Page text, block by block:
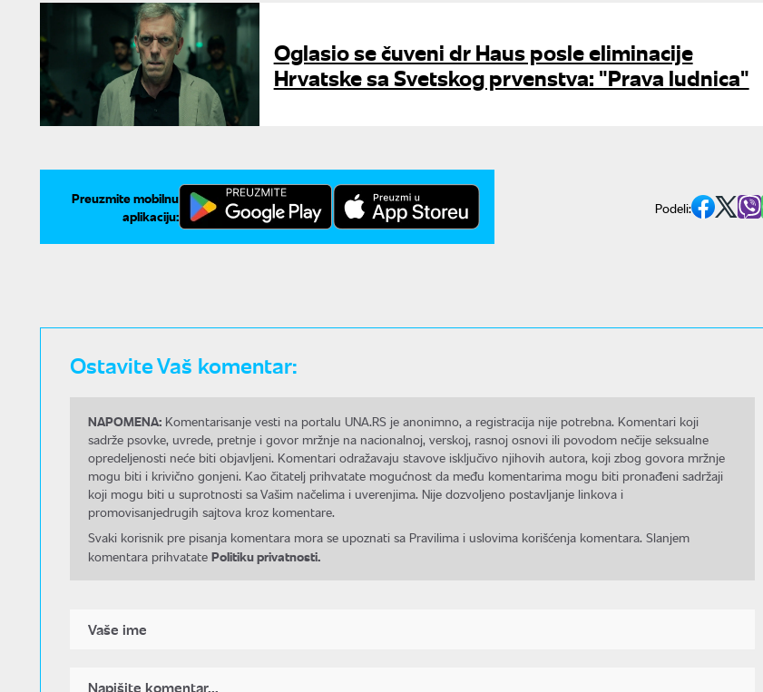
Oglasio se čuveni dr Haus posle eliminacije
Hrvatske sa Svetskog prvenstva: "Prava ludnica"
Preuzmite mobilnu
aplikaciju:
Podeli:
Ostavite Vaš komentar:
NAPOMENA: Komentarisanje vesti na portalu UNA.RS je anonimno, a registracija nije potrebna. Komentari koji
sadrže psovke, uvrede, pretnje i govor mržnje na nacionalnoj, verskoj, rasnoj osnovi ili povodom nečije seksualne
opredeljenosti neće biti objavljeni. Komentari odražavaju stavove isključivo njihovih autora, koji zbog govora mržnje
mogu biti i krivično gonjeni. Kao čitatelj prihvatate mogućnost da među komentarima mogu biti pronađeni sadržaji
koji mogu biti u suprotnosti sa Vašim načelima i uverenjima. Nije dozvoljeno postavljanje linkova i
promovisanjedrugih sajtova kroz komentare.
Svaki korisnik pre pisanja komentara mora se upoznati sa Pravilima i uslovima korišćenja komentara. Slanjem
komentara prihvatate Politiku privatnosti.